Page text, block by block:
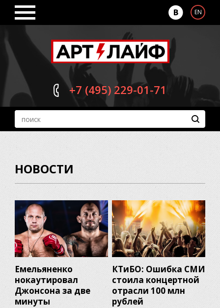
EN
+7 (495) 229-01-71
НОВОСТИ
Емельяненко
нокаутировал
Джонсона за две
минуты
КТиБО: Ошибка СМИ
стоила концертной
отрасли 100 млн
рублей